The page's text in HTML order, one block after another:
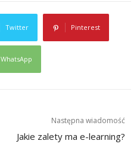
Twitter Pinterest
WhatsApp
Następna wiadomość
Jakie zalety ma e-learning?